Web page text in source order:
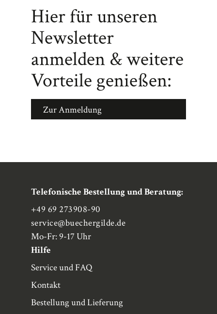
Hier für unseren
Newsletter
anmelden & weitere
Vorteile genießen:
Zur Anmeldung
Telefonische Bestellung und Beratung:
+49 69 273908-90
service@buechergilde.de
Mo-Fr: 9-17 Uhr
Hilfe
Service und FAQ
Kontakt
Bestellung und Lieferung